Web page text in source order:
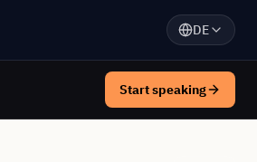
DE
Start speaking